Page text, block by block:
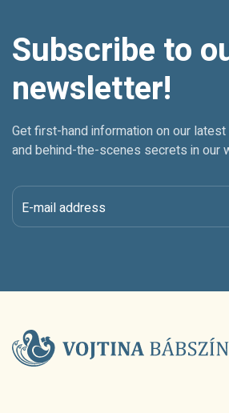
Subscribe to
newsletter!
Get first-hand information on our
and behind-the-scenes secrets in our
E-mail address